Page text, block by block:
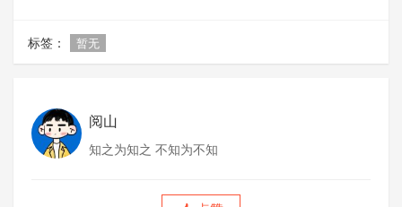
标签： 暂无
阅山
知之为知之 不知为不知